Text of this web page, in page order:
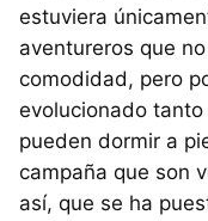
estuviera
aventureros que
comodidad, pero
evolucionado
pueden dormir a
campaña que son
así, que se ha